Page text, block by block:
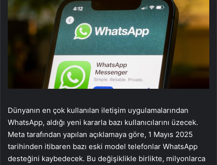
Dünyanın en çok kullanılan iletişim uygulamalarından
WhatsApp, aldığı yeni kararla bazı kullanıcılarını üzecek.
Meta tarafından yapılan açıklamaya göre, 1 Mayıs 2025
tarihinden itibaren bazı eski model telefonlar WhatsApp
desteğini kaybedecek. Bu değişiklikle birlikte, milyonlarca